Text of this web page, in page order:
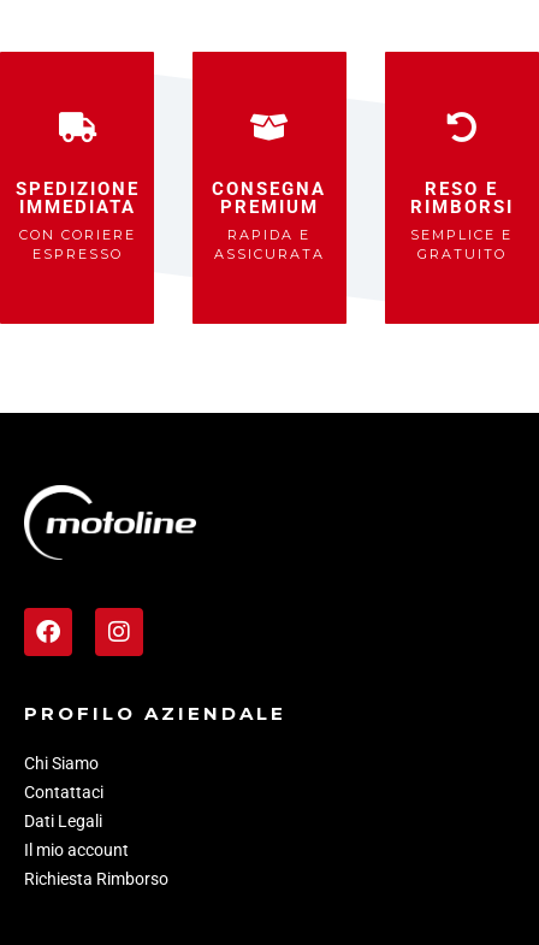
SPEDIZIONE
IMMEDIATA
CON CORIERE
ESPRESSO
CONSEGNA
PREMIUM
RAPIDA E
ASSICURATA
RESO E
RIMBORSI
SEMPLICE E
GRATUITO
PROFILO AZIENDALE
Chi Siamo
Contattaci
Dati Legali
Il mio account
Richiesta Rimborso